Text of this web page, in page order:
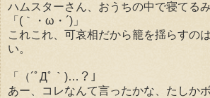
ハムスターさん、おうちの中で寝てるみ
「(｀・ω・´)」
これこれ、可哀相だから籠を揺らすの
い。
「（´ﾟДﾟ｀)…？」
あー、コレなんて言ったかな、たしか